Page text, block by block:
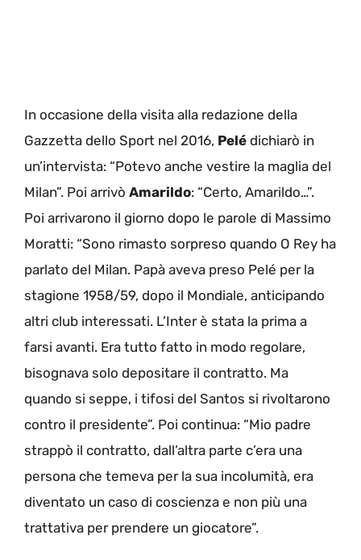
In occasione della visita alla redazione della
Gazzetta dello Sport nel 2016, Pelé dichiarò in
un’intervista: “Potevo anche vestire la maglia del
Milan”. Poi arrivò Amarildo: “Certo, Amarildo…”.
Poi arrivarono il giorno dopo le parole di Massimo
Moratti: “Sono rimasto sorpreso quando O Rey ha
parlato del Milan. Papà aveva preso Pelé per la
stagione 1958/59, dopo il Mondiale, anticipando
altri club interessati. L’Inter è stata la prima a
farsi avanti. Era tutto fatto in modo regolare,
bisognava solo depositare il contratto. Ma
quando si seppe, i tifosi del Santos si rivoltarono
contro il presidente”. Poi continua: “Mio padre
strappò il contratto, dall’altra parte c’era una
persona che temeva per la sua incolumità, era
diventato un caso di coscienza e non più una
trattativa per prendere un giocatore”.